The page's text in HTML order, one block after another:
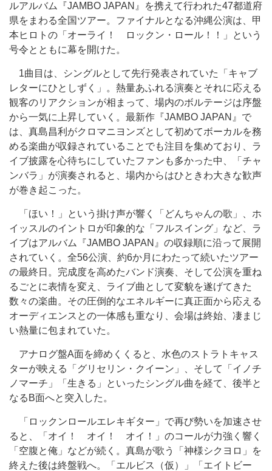
ルアルバム『JAMBO JAPAN』を携えて行われた47都道府
県をまわる全国ツアー。ファイナルとなる沖縄公演は、甲
本ヒロトの「オーライ！ ロックン・ロール！！」という
号令とともに幕を開けた。
1曲目は、シングルとして先行発表されていた「キャブ
レターにひとしずく」。熱量あふれる演奏とそれに応える
観客のリアクションが相まって、場内のボルテージは序盤
から一気に上昇していく。最新作『JAMBO JAPAN』で
は、真島昌利がクロマニヨンズとして初めてボーカルを務
める楽曲が収録されていることでも注目を集めており、ラ
イブ披露を心待ちにしていたファンも多かった中、「チャ
ンバラ」が演奏されると、場内からはひときわ大きな歓声
が巻き起こった。
「ほい！」という掛け声が響く「どんちゃんの歌」、ホ
イッスルのイントロが印象的な「フルスイング」など、ラ
イブはアルバム『JAMBO JAPAN』の収録順に沿って展開
されていく。全56公演、約6か月にわたって続いたツアー
の最終日。完成度を高めたバンド演奏、そして公演を重ね
るごとに表情を変え、ライブ曲として変貌を遂げてきた
数々の楽曲。その圧倒的なエネルギーに真正面から応える
オーディエンスとの一体感も重なり、会場は終始、凄まじ
い熱量に包まれていた。
アナログ盤A面を締めくくると、水色のストラトキャス
ターが映える「グリセリン・クイーン」、そして「イノチ
ノマーチ」「生きる」といったシングル曲を経て、後半と
なるB面へと突入した。
「ロックンロールエレキギター」で再び勢いを加速させ
ると、「オイ！ オイ！ オイ！」のコールが力強く響く
「空腹と俺」などが続く。真島が歌う「神様シクヨロ」を
終えた後は終盤戦へ。「エルビス（仮）」「エイトビー